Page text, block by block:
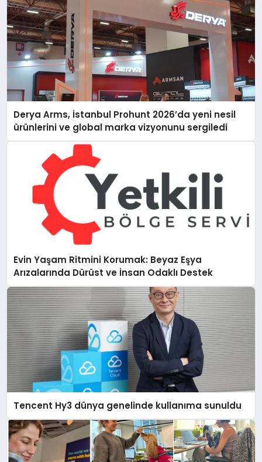
Derya Arms, İstanbul Prohunt 2026’da yeni nesil
ürünlerini ve global marka vizyonunu sergiledi
Evin Yaşam Ritmini Korumak: Beyaz Eşya
Arızalarında Dürüst ve İnsan Odaklı Destek
Tencent Hy3 dünya genelinde kullanıma sunuldu